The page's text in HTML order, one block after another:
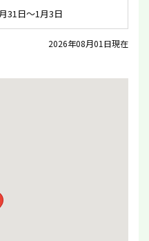
31日〜1月3日
2026年08月01日現在